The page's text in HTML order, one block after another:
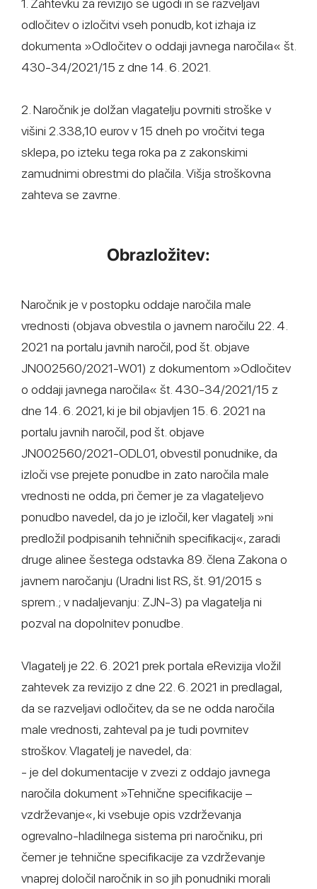
1. Zahtevku za revizijo se ugodi in se razveljavi
odločitev o izločitvi vseh ponudb, kot izhaja iz
dokumenta »Odločitev o oddaji javnega naročila« št.
430-34/2021/15 z dne 14. 6. 2021.
2. Naročnik je dolžan vlagatelju povrniti stroške v
višini 2.338,10 eurov v 15 dneh po vročitvi tega
sklepa, po izteku tega roka pa z zakonskimi
zamudnimi obrestmi do plačila. Višja stroškovna
zahteva se zavrne.
Obrazložitev:
Naročnik je v postopku oddaje naročila male
vrednosti (objava obvestila o javnem naročilu 22. 4.
2021 na portalu javnih naročil, pod št. objave
JN002560/2021-W01) z dokumentom »Odločitev
o oddaji javnega naročila« št. 430-34/2021/15 z
dne 14. 6. 2021, ki je bil objavljen 15. 6. 2021 na
portalu javnih naročil, pod št. objave
JN002560/2021-ODL01, obvestil ponudnike, da
izloči vse prejete ponudbe in zato naročila male
vrednosti ne odda, pri čemer je za vlagateljevo
ponudbo navedel, da jo je izločil, ker vlagatelj »ni
predložil podpisanih tehničnih specifikacij«, zaradi
druge alinee šestega odstavka 89. člena Zakona o
javnem naročanju (Uradni list RS, št. 91/2015 s
sprem.; v nadaljevanju: ZJN-3) pa vlagatelja ni
pozval na dopolnitev ponudbe.
Vlagatelj je 22. 6. 2021 prek portala eRevizija vložil
zahtevek za revizijo z dne 22. 6. 2021 in predlagal,
da se razveljavi odločitev, da se ne odda naročila
male vrednosti, zahteval pa je tudi povrnitev
stroškov. Vlagatelj je navedel, da:
- je del dokumentacije v zvezi z oddajo javnega
naročila dokument »Tehnične specifikacije –
vzdrževanje«, ki vsebuje opis vzdrževanja
ogrevalno-hladilnega sistema pri naročniku, pri
čemer je tehnične specifikacije za vzdrževanje
vnaprej določil naročnik in so jih ponudniki morali